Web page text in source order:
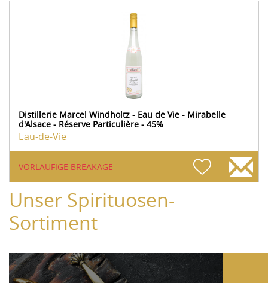
Distillerie Marcel Windholtz - Eau de Vie - Mirabelle
d'Alsace - Réserve Particulière - 45%
Eau-de-Vie
VORLÄUFIGE BREAKAGE
Unser Spirituosen-
Sortiment